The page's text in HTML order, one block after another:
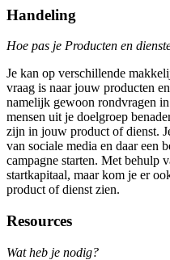
Handeling
Hoe pas je Producten en
Je kan op verschillende
vraag is naar jouw producten
namelijk gewoon rondvragen
mensen uit je doelgroep
zijn in jouw product of dienst.
van sociale media en daar een
campagne starten. Met behulp
startkapitaal, maar kom je er
product of dienst zien.
Resources
Wat heb je nodig?